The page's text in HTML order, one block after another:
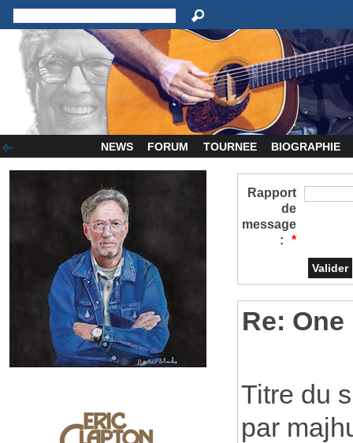
NEWS FORUM TOURNEE BIOGRAPHIE
Rapport
de
message
:
*
Re:
Titre du
par